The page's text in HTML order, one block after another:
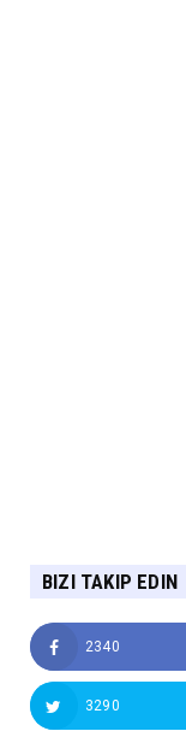
BIZI TAKIP EDIN
2340
3290